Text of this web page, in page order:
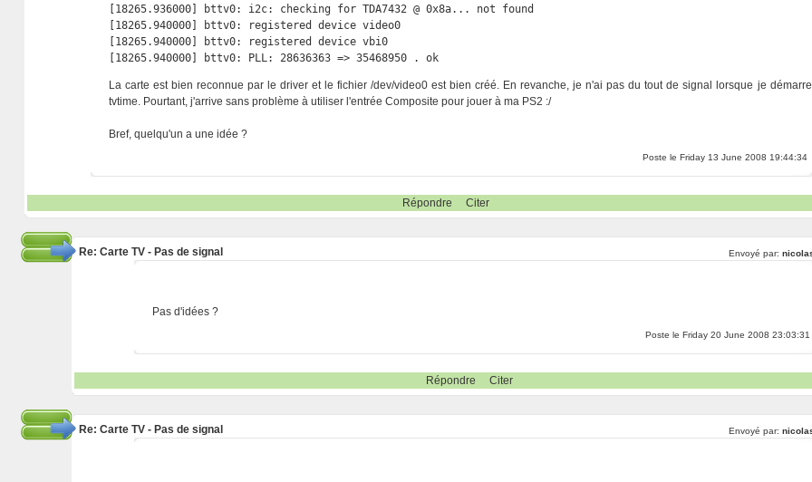
[18265.936000] bttv0: i2c: checking for TDA7432 @ 0x8a... not found
[18265.940000] bttv0: registered device video0
[18265.940000] bttv0: registered device vbi0
[18265.940000] bttv0: PLL: 28636363 => 35468950 . ok
La carte est bien reconnue par le driver et le fichier /dev/video0 est bien créé. En revanche, je n'ai pas du tout de signal lorsque je démarre
tvtime. Pourtant, j'arrive sans problème à utiliser l'entrée Composite pour jouer à ma PS2 :/
Bref, quelqu'un a une idée ?
Poste le Friday 13 June 2008 19:44:34
Répondre Citer
Re: Carte TV - Pas de signal Envoyé par:
Pas d'idées ?
Poste le Friday 20 June 2008 23:03:31
Répondre Citer
Re: Carte TV - Pas de signal Envoyé par: